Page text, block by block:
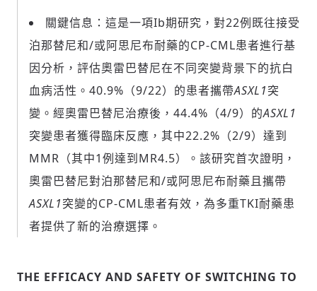
關鍵信息：這是一項Ib期研究，對22例既往接受
泊那替尼和/或阿思尼布耐藥的CP-CML患者進行基
因分析，評估奧雷巴替尼在不同突變背景下的抗白
血病活性。40.9%（9/22）的患者攜帶ASXL1突
變。經奧雷巴替尼治療後，44.4%（4/9）的ASXL1
突變患者獲得臨床反應，其中22.2%（2/9）達到
MMR（其中1例達到MR4.5）。該研究首次證明，
奧雷巴替尼對泊那替尼和/或阿思尼布耐藥且攜帶
ASXL1突變的CP-CML患者有效，為多重TKI耐藥患
者提供了新的治療選擇。
THE EFFICACY AND SAFETY OF SWITCHING TO